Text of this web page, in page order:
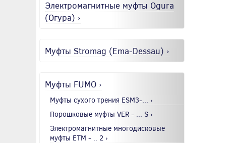
Электромагнитные муфты Ogura
(Огура) ›
Муфты Stromag (Ema-Dessau) ›
Муфты FUMO ›
Муфты сухого трения ESM3-... ›
Порошковые муфты VER - ... S ›
Электромагнитные многодисковые
муфты EТМ - .. 2 ›